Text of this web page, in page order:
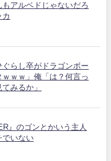
もアルベドじゃないだろ
ぐらし卒がドラゴンボー
ｗｗ」俺「は？何言っ
みるか」
』のゴンとかいう主人
でいない